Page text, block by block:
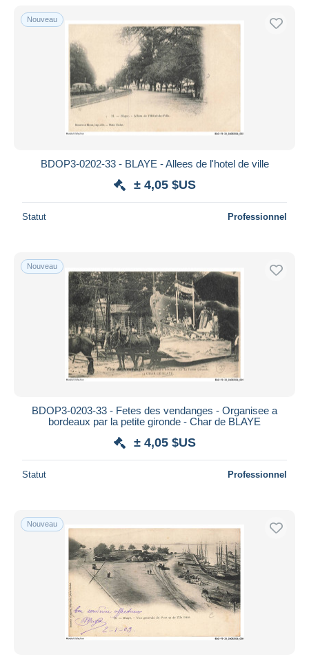
Nouveau
BDOP3-0202-33 - BLAYE - Allees de l'hotel de ville
± 4,05 $US
Statut Professionnel
Nouveau
BDOP3-0203-33 - Fetes des vendanges - Organisee a
bordeaux par la petite gironde - Char de BLAYE
± 4,05 $US
Statut Professionnel
Nouveau